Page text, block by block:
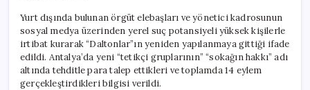
Yurt dışında bulunan örgüt elebaşları ve yönetici kadrosunun
sosyal medya üzerinden yerel suç potansiyeli yüksek kişilerle
irtibat kurarak “Daltonlar”ın yeniden yapılanmaya gittiği ifade
edildi. Antalya’da yeni “tetikçi gruplarının” “sokağın hakkı” adı
altında tehditle para talep ettikleri ve toplamda 14 eylem
gerçekleştirdikleri bilgisi verildi.